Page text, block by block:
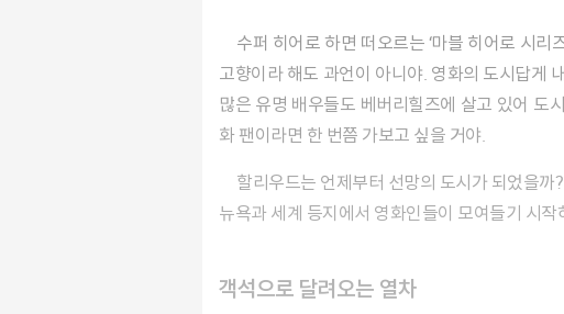
수퍼 히어로 하면 떠오르는 ‘마블 히어로 시리즈’부터 로맨틱 코미디, SF, 공포, 뮤지컬 영화…. 로스앤젤레스 북부, 할리우드는 거의 모든 영화 장르의
고향이라 해도 과언이 아니야. 영화의 도시답게
많은 유명 배우들도 베버리힐즈에 살고 있어 도
화 팬이라면 한 번쯤 가보고 싶을 거야.
할리우드는 언제부터 선망의 도시가 되었을까? 물론 처음부터 화려한 도시는 아니었어. 할리우드가 영화 거점 도시가 된 건 지금으로부터 100년 전,
뉴욕과 세계 등지에서 영화인들이 모여들기 시
객석으로 달려오는 열차